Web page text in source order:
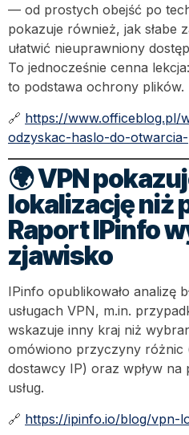
— od prostych obejść po
pokazuje również, jak słabe
ułatwić nieuprawniony
To jednocześnie cenna
to podstawa ochrony plików.
🔗 https://www.officeblog.pl/
odzyskac-haslo-do-
🌍VPN
lokalizację niż
Raport IPinfo
zjawisko
IPinfo opublikowało analizę
usługach VPN, m.in.
wskazuje inny kraj niż
omówiono przyczyny różnic
dostawcy IP) oraz wpływ
usług.
🔗 https://ipinfo.io/blog/vpn-